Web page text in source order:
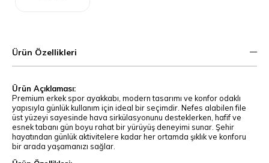
Ürün Özellikleri
Ürün Açıklaması:
Premium erkek spor ayakkabı, modern tasarımı ve konfor odaklı
yapısıyla günlük kullanım için ideal bir seçimdir. Nefes alabilen file
üst yüzeyi sayesinde hava sirkülasyonunu desteklerken, hafif ve
esnek tabanı gün boyu rahat bir yürüyüş deneyimi sunar. Şehir
hayatından günlük aktivitelere kadar her ortamda şıklık ve konforu
bir arada yaşamanızı sağlar.